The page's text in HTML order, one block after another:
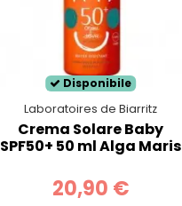
Disponibile
Laboratoires de Biarritz
Crema Solare Baby
SPF50+ 50 ml Alga Maris
20,90 €